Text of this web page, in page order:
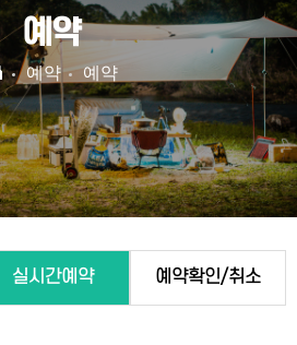
예약
예약 예약
실시간예약 예약확인/취소